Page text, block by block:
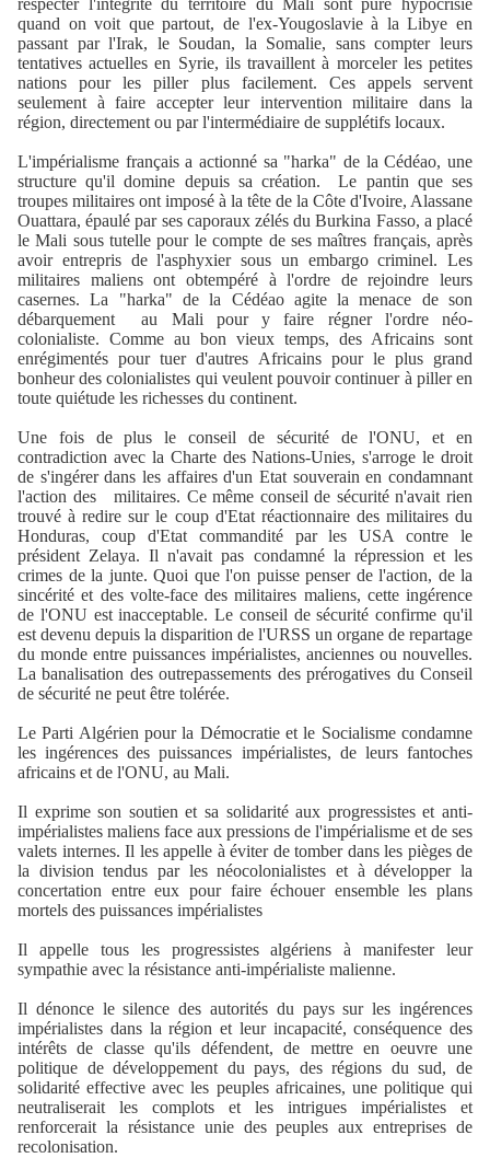
respecter l'intégrité du territoire du Mali sont pure hypocrisie
quand on voit que partout, de l'ex-Yougoslavie à la Libye en
passant par l'Irak, le Soudan, la Somalie, sans compter leurs
tentatives actuelles en Syrie, ils travaillent à morceler les petites
nations pour les piller plus facilement. Ces appels servent
seulement à faire accepter leur intervention militaire dans la
région, directement ou par l'intermédiaire de supplétifs locaux.
L'impérialisme français a actionné sa "harka" de la Cédéao, une
structure qu'il domine depuis sa création.
Le pantin que ses
troupes militaires ont imposé à la tête de la Côte d'Ivoire, Alassane
Ouattara, épaulé par ses caporaux zélés du Burkina Fasso, a placé
le Mali sous tutelle pour le compte de ses maîtres français, après
avoir entrepris de l'asphyxier sous un embargo criminel. Les
militaires maliens ont obtempéré à l'ordre de rejoindre leurs
casernes. La "harka" de la Cédéao agite la menace de son
débarquement
au Mali pour y faire régner l'ordre néo-
colonialiste. Comme au bon vieux temps, des Africains sont
enrégimentés pour tuer d'autres Africains pour le plus grand
bonheur des colonialistes qui veulent pouvoir continuer à piller en
toute quiétude les richesses du continent.
Une fois de plus le conseil de sécurité de l'ONU, et en
contradiction avec la Charte des Nations-Unies, s'arroge le droit
de s'ingérer dans les affaires d'un Etat souverain en condamnant
l'action des
militaires. Ce même conseil de sécurité n'avait rien
trouvé à redire sur le coup d'Etat réactionnaire des militaires du
Honduras, coup d'Etat commandité par les USA contre le
président Zelaya. Il n'avait pas condamné la répression et les
crimes de la junte. Quoi que l'on puisse penser de l'action, de la
sincérité et des volte-face des militaires maliens, cette ingérence
de l'ONU est inacceptable. Le conseil de sécurité confirme qu'il
est devenu depuis la disparition de l'URSS un organe de repartage
du monde entre puissances impérialistes, anciennes ou nouvelles.
La banalisation des outrepassements des prérogatives du Conseil
de sécurité ne peut être tolérée.
Le Parti Algérien pour la Démocratie et le Socialisme condamne
les ingérences des puissances impérialistes, de leurs fantoches
africains et de l'ONU, au Mali.
Il exprime son soutien et sa solidarité aux progressistes et anti-
impérialistes maliens face aux pressions de l'impérialisme et de ses
valets internes. Il les appelle à éviter de tomber dans les pièges de
la division tendus par les néocolonialistes et à développer la
concertation entre eux pour faire échouer ensemble les plans
mortels des puissances impérialistes
Il appelle tous les progressistes algériens à manifester leur
sympathie avec la résistance anti-impérialiste malienne.
Il dénonce le silence des autorités du pays sur les ingérences
impérialistes dans la région et leur incapacité, conséquence des
intérêts de classe qu'ils défendent, de mettre en oeuvre une
politique de développement du pays, des régions du sud, de
solidarité effective avec les peuples africaines, une politique qui
neutraliserait les complots et les intrigues impérialistes et
renforcerait la résistance unie des peuples aux entreprises de
recolonisation.